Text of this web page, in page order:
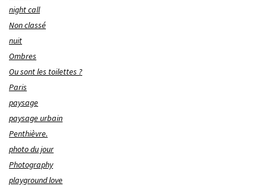
night call
Non classé
nuit
Ombres
Ou sont les toilettes ?
Paris
paysage
paysage urbain
Penthièvre.
photo du jour
Photography
playground love